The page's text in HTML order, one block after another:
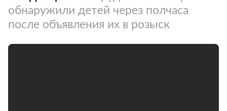
обнаружили детей через полчаса
после объявления их в розыск